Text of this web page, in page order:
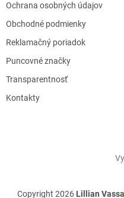
Ochrana osobných údajov
Obchodné podmienky
Reklamačný poriadok
Puncovné značky
Transparentnosť
Kontakty
Copyright 2026 Lillian